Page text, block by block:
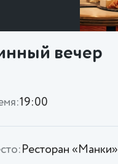
вечер
19:00
Ресторан «Манки»